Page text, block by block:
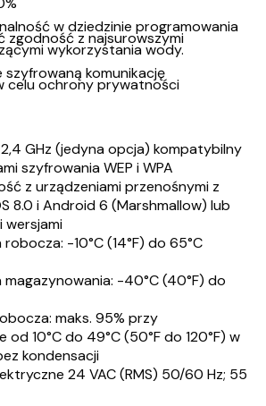
w dziedzinie programowania
zgodność z najsurowszymi
wykorzystania wody.
szyfrowaną komunikację
celu ochrony prywatności
GHz (jedyna opcja) kompatybilny
szyfrowania WEP i WPA
z urządzeniami przenośnymi z
8.0 i Android 6 (Marshmallow) lub
wersjami
-10°C (14°F) do 65°C
-40°C (40°F) do
maks. 95% przy
10°C do 49°C (50°F do 120°F) w
kondensacji
24 VAC (RMS) 50/60 Hz; 55